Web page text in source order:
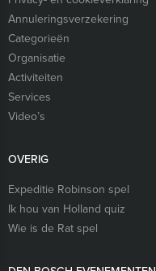
Annuleringsverzekering
Categorieën
Organisatie
Activiteiten
Services
Video’s
OVERIG
Expeditie Robinson spel
Ik hou van Holland quiz
Wie is de Rat spel